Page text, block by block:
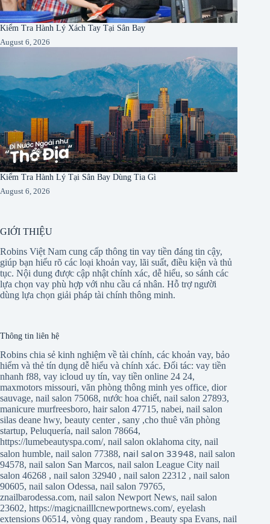
Kiểm Tra Hành Lý Xách Tay Tại Sân Bay
August 6, 2026
Kiểm Tra Hành Lý Tại Sân Bay Dùng Tia Gì
August 6, 2026
GIỚI THIỆU
Robins Việt Nam cung cấp thông tin vay tiền đáng tin cậy,
giúp bạn hiểu rõ các loại khoản vay, lãi suất, điều kiện và thủ
tục. Nội dung được cập nhật chính xác, dễ hiểu, so sánh các
lựa chọn vay phù hợp với nhu cầu cá nhân. Hỗ trợ người
dùng lựa chọn giải pháp tài chính thông minh.
Thông tin liên hệ
Robins chia sẻ kinh nghiệm về tài chính, các khoản vay, bảo
hiểm và thẻ tín dụng dễ hiểu và chính xác. Đối tác: vay tiền
nhanh f88, vay icloud uy tín, vay tiền online 24 24,
maxmotors missouri, văn phòng thông minh yes office, dior
sauvage, nail salon 75068, nước hoa chiết, nail salon 27893,
manicure murfreesboro, hair salon 47715, nabei, nail salon
silas deane hwy, beauty center, sany ,cho thuê văn phòng
startup, Peluquería, nail salon 78664,
https://lumebeautyspa.com/, nail salon oklahoma city, nail
salon humble, nail salon 77388, nail salon 33948,nail salon
94578, nail salon San Marcos, nail salon League City nail
salon 46268 , nail salon 32940 , nail salon 22312 , nail salon
90605, nail salon Odessa, nail salon 79765,
znailbarodessa.com, nail salon Newport News, nail salon
23602, https://magicnailllcnewportnews.com/, eyelash
extensions 06514, vòng quay random , Beauty spa Evans, nail